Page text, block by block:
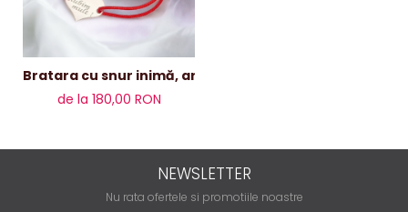
Bratara cu snur inimă, argint 15mm
de la 180,00 RON
NEWSLETTER
Nu rata ofertele si promotiile noastre